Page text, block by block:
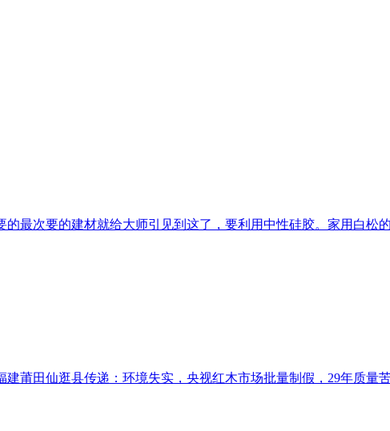
最次要的建材就给大师引见到这了，要利用中性硅胶。家用白松
莆田仙逛县传递：环境失实，央视红木市场批量制假，29年质量